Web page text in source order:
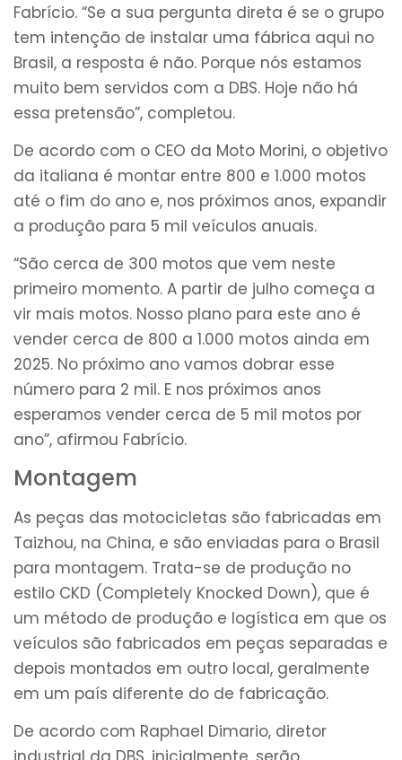
Fabrício. “Se a sua pergunta direta é se o grupo
tem intenção de instalar uma fábrica aqui no
Brasil, a resposta é não. Porque nós estamos
muito bem servidos com a DBS. Hoje não há
essa pretensão”, completou.
De acordo com o CEO da Moto Morini, o objetivo
da italiana é montar entre 800 e 1.000 motos
até o fim do ano e, nos próximos anos, expandir
a produção para 5 mil veículos anuais.
“São cerca de 300 motos que vem neste
primeiro momento. A partir de julho começa a
vir mais motos. Nosso plano para este ano é
vender cerca de 800 a 1.000 motos ainda em
2025. No próximo ano vamos dobrar esse
número para 2 mil. E nos próximos anos
esperamos vender cerca de 5 mil motos por
ano”, afirmou Fabrício.
Montagem
As peças das motocicletas são fabricadas em
Taizhou, na China, e são enviadas para o Brasil
para montagem. Trata-se de produção no
estilo CKD (Completely Knocked Down), que é
um método de produção e logística em que os
veículos são fabricados em peças separadas e
depois montados em outro local, geralmente
em um país diferente do de fabricação.
De acordo com Raphael Dimario, diretor